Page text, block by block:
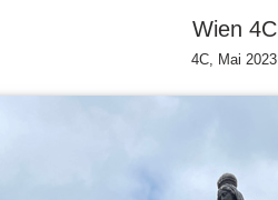
Wien 4C
4C, Mai 2023